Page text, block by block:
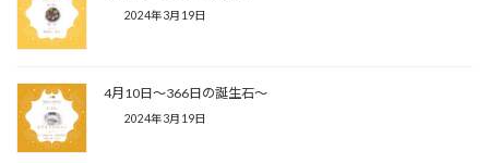
2024年3月19日
4月10日〜366日の誕生石〜
2024年3月19日